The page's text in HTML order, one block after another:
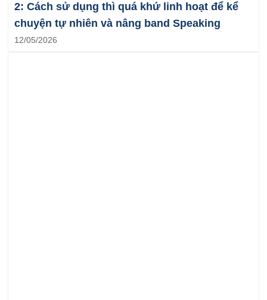
2: Cách sử dụng thì quá khứ linh hoạt để kể
chuyện tự nhiên và nâng band Speaking
12/05/2026